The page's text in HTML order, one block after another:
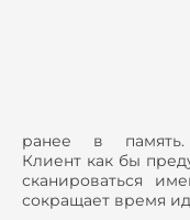
ранее в
Клиент как бы
сканироваться
сокращает время